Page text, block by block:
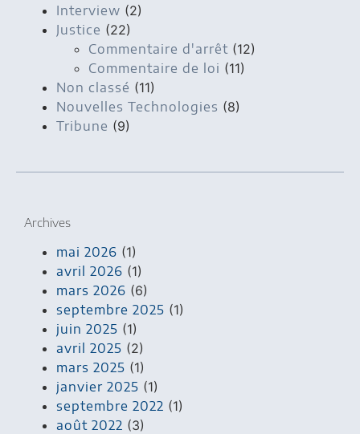
Interview (2)
Justice (22)
Commentaire d'arrêt (12)
Commentaire de loi (11)
Non classé (11)
Nouvelles Technologies (8)
Tribune (9)
Archives
mai 2026 (1)
avril 2026 (1)
mars 2026 (6)
septembre 2025 (1)
juin 2025 (1)
avril 2025 (2)
mars 2025 (1)
janvier 2025 (1)
septembre 2022 (1)
août 2022 (3)